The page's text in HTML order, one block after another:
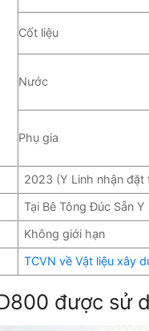
Cốt liệu
Nước
Phụ gia
2023 (Y Linh nhận đặt
Tại Bê Tông Đúc Sẵn
Không giới hạn
TCVN về Vật liệu xây
được sử